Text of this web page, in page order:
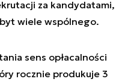
za kandydatami,
wiele wspólnego.
sens opłacalności
rocznie produkuje 3